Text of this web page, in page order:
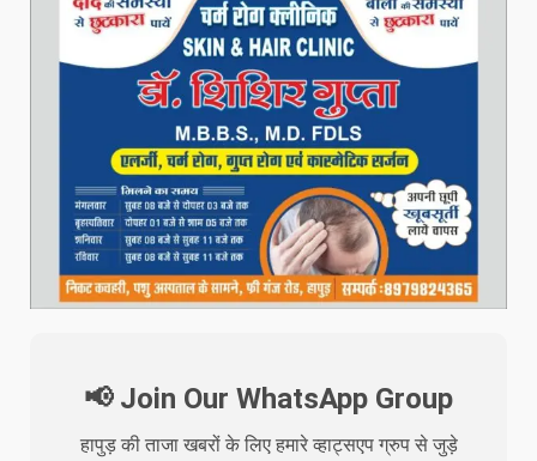
📢 Join Our WhatsApp Group
हापुड़ की ताजा खबरों के लिए हमारे व्हाट्सएप ग्रुप से जुड़े